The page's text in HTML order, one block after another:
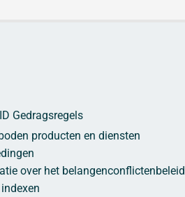
Gedragsregels
producten en diensten
over het belangenconflictenbeleid